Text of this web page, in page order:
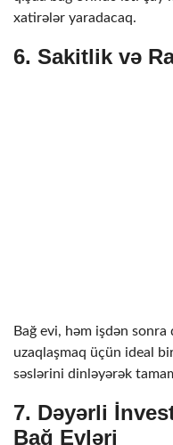
xatirələr yaradacaq.
6. Sakitlik və
Bağ evi, həm işdən
uzaqlaşmaq üçün ideal
səslərini dinləyərək
7. Dəyərli
Bağ Evləri